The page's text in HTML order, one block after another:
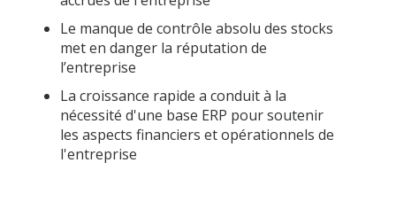
Le manque de contrôle absolu des stocks
met en danger la réputation de
l’entreprise
La croissance rapide a conduit à la
nécessité d'une base ERP pour soutenir
les aspects financiers et opérationnels de
l'entreprise